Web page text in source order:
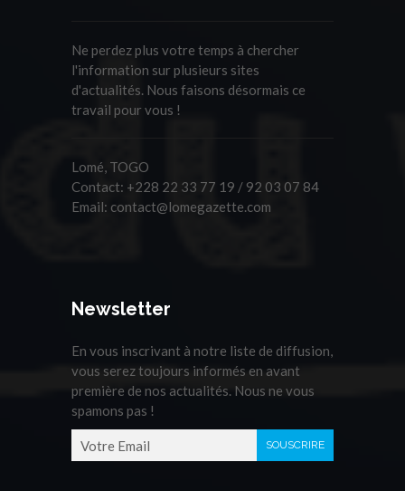
Ne perdez plus votre temps à chercher
l'information sur plusieurs sites
d'actualités. Nous faisons désormais ce
travail pour vous !
Lomé, TOGO
Contact: +228 22 33 77 19 / 92 03 07 84
Email: contact@lomegazette.com
Newsletter
En vous inscrivant à notre liste de diffusion,
vous serez toujours informés en avant
première de nos actualités. Nous ne vous
spamons pas !